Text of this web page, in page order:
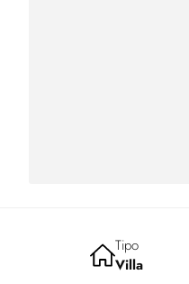
Tipo
Villa